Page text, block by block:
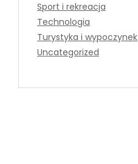
Sport i rekreacja
Technologia
Turystyka i wypoczynek
Uncategorized